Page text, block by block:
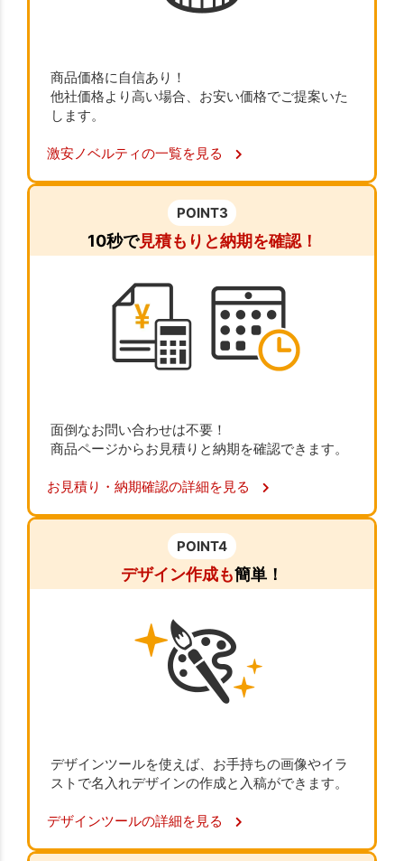
商品価格に自信あり！
他社価格より高い場合、お安い価格でご提案いた
します。
激安ノベルティの一覧を見る
POINT3
10秒で見積もりと納期を確認！
面倒なお問い合わせは不要！
商品ページからお見積りと納期を確認できます。
お見積り・納期確認の詳細を見る
POINT4
デザイン作成も簡単！
デザインツールを使えば、お手持ちの画像やイラ
ストで名入れデザインの作成と入稿ができます。
デザインツールの詳細を見る